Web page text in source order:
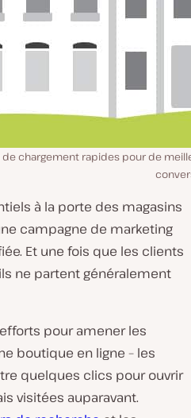
de chargement rapides pour de
à la porte des magasins
campagne de marketing
Et une fois que les clients
ne partent généralement
pour amener les
boutique en ligne – les
quelques clics pour ouvrir
visitées auparavant.